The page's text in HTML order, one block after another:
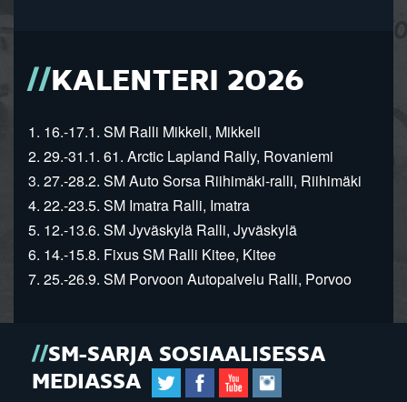
KALENTERI 2026
1. 16.-17.1. SM Ralli Mikkeli, Mikkeli
2. 29.-31.1. 61. Arctic Lapland Rally, Rovaniemi
3. 27.-28.2. SM Auto Sorsa Riihimäki-ralli, Riihimäki
4. 22.-23.5. SM Imatra Ralli, Imatra
5. 12.-13.6. SM Jyväskylä Ralli, Jyväskylä
6. 14.-15.8. Fixus SM Ralli Kitee, Kitee
7. 25.-26.9. SM Porvoon Autopalvelu Ralli, Porvoo
SM-SARJA SOSIAALISESSA
MEDIASSA